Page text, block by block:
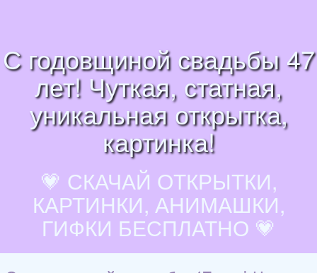
С годовщиной свадьбы 47
лет! Чуткая, статная,
уникальная открытка,
картинка!
💗 СКАЧАЙ ОТКРЫТКИ,
КАРТИНКИ, АНИМАШКИ,
ГИФКИ БЕСПЛАТНО 💗